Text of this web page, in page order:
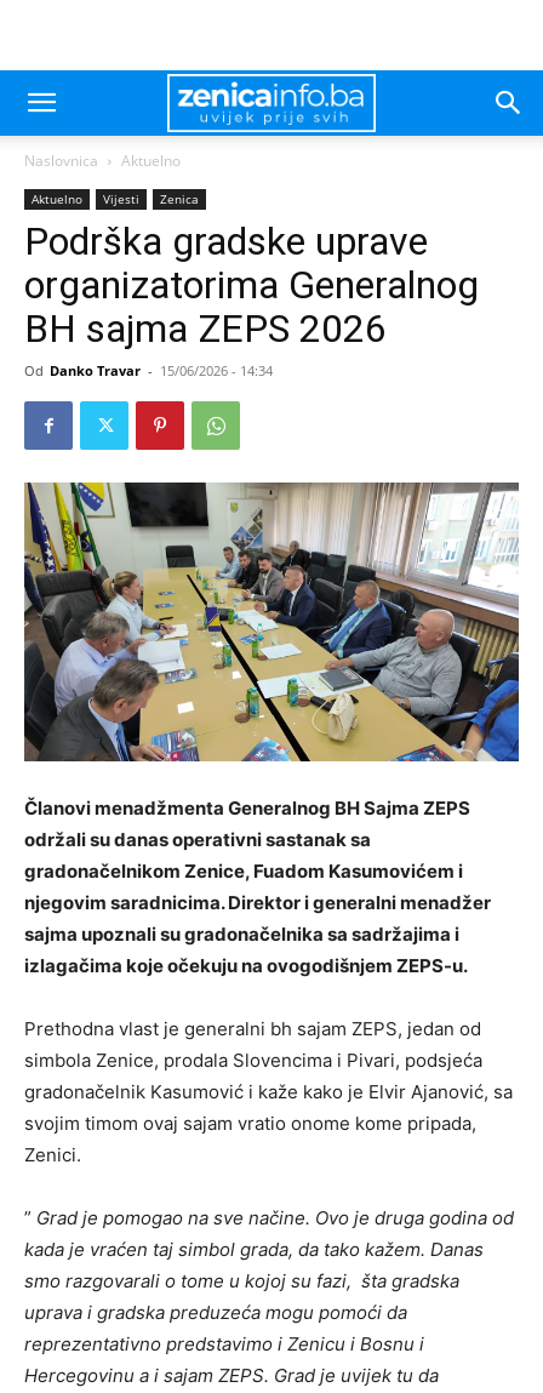
Naslovnica Aktuelno
Aktuelno Vijesti Zenica
Podrška gradske uprave
organizatorima Generalnog
BH sajma ZEPS 2026
Od Danko Travar - 15/06/2026 - 14:34
Članovi menadžmenta Generalnog BH Sajma ZEPS
održali su danas operativni sastanak sa
gradonačelnikom Zenice, Fuadom Kasumovićem i
njegovim saradnicima. Direktor i generalni menadžer
sajma upoznali su gradonačelnika sa sadržajima i
izlagačima koje očekuju na ovogodišnjem ZEPS-u.
Prethodna vlast je generalni bh sajam ZEPS, jedan od
simbola Zenice, prodala Slovencima i Pivari, podsjeća
gradonačelnik Kasumović i kaže kako je Elvir Ajanović, sa
svojim timom ovaj sajam vratio onome kome pripada,
Zenici.
” Grad je pomogao na sve načine. Ovo je druga godina od
kada je vraćen taj simbol grada, da tako kažem. Danas
smo razgovarali o tome u kojoj su fazi, šta gradska
uprava i gradska preduzeća mogu pomoći da
reprezentativno predstavimo i Zenicu i Bosnu i
Hercegovinu a i sajam ZEPS. Grad je uvijek tu da